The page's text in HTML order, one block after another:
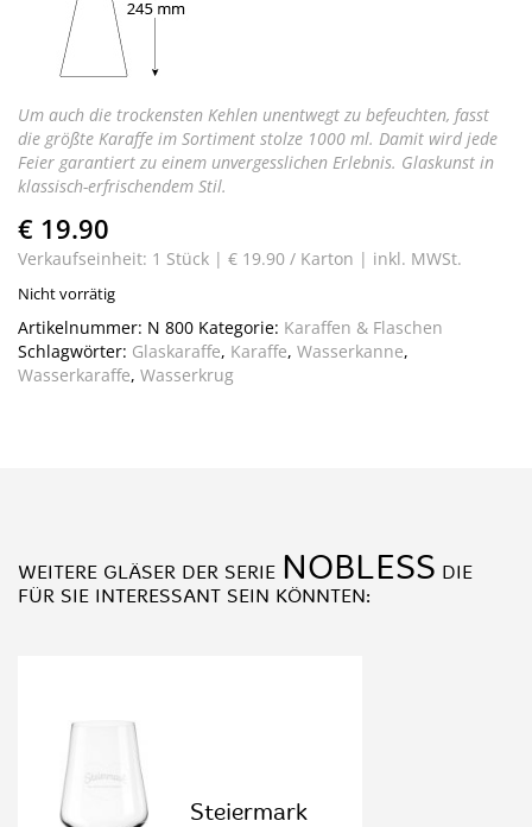
Um auch die trockensten Kehlen unentwegt zu befeuchten, fasst
die größte Karaffe im Sortiment stolze 1000 ml. Damit wird jede
Feier garantiert zu einem unvergesslichen Erlebnis. Glaskunst in
klassisch-erfrischendem Stil.
€ 19.90
Verkaufseinheit: 1 Stück | € 19.90 / Karton | inkl. MWSt.
Nicht vorrätig
Artikelnummer: N 800 Kategorie: Karaffen & Flaschen
Schlagwörter: Glaskaraffe, Karaffe, Wasserkanne,
Wasserkaraffe, Wasserkrug
WEITERE GLÄSER DER SERIE NOBLESS DIE
FÜR SIE INTERESSANT SEIN KÖNNTEN:
Steiermark